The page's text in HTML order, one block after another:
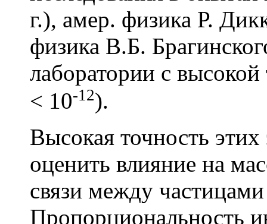
г.), амер. физика Р.
физика В.Б.
лаборатории с
< 10-12).
Высокая точность
оценить влияние на
связи между
Пропорциональность